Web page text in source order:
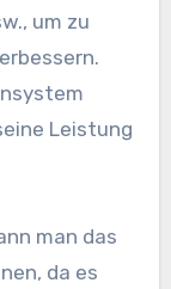
um zu
Leistung
man das
da es